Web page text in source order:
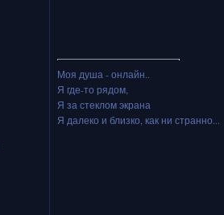
Моя душа - онлайн..
Я где-то рядом,
Я за стеклом экрана
Я далеко и близко, как ни странно...